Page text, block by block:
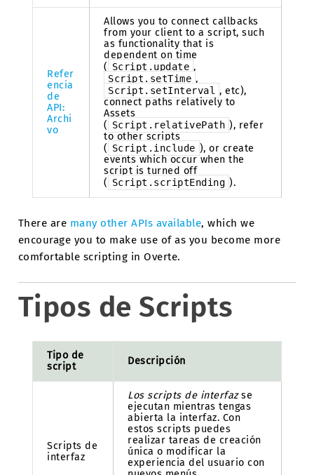
Refer
encia
de
API:
Archi
vo
Allows you to connect callbacks
from your client to a script, such
as functionality that is
dependent on time
( Script.update ,
Script.setTime ,
Script.setInterval , etc),
connect paths relatively to
Assets
( Script.relativePath ), refer
to other scripts
( Script.include ), or create
events which occur when the
script is turned off
( Script.scriptEnding ).
There are many other APIs available, which we
encourage you to make use of as you become more
comfortable scripting in Overte.
Tipos de Scripts
Tipo de
script
Descripción
Scripts de
interfaz
Los scripts de interfazse
ejecutan mientras tengas
abierta la interfaz. Con
estos scripts puedes
realizar tareas de creación
única o modificar la
experiencia del usuario con